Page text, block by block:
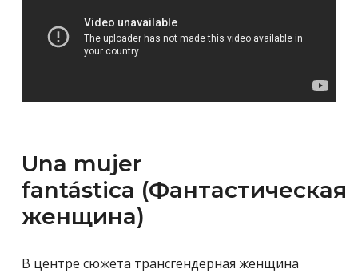
Una mujer
fantástica (Фантастическая
женщина)
В центре сюжета трансгендерная женщина